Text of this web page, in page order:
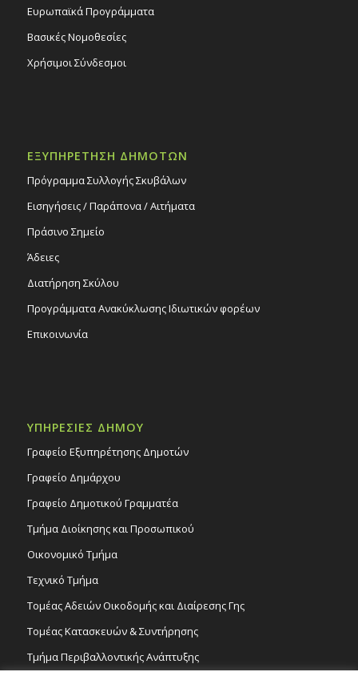
Ευρωπαϊκά Προγράμματα
Βασικές Νομοθεσίες
Χρήσιμοι Σύνδεσμοι
ΕΞΥΠΗΡΕΤΗΣΗ ΔΗΜΟΤΩΝ
Πρόγραμμα Συλλογής Σκυβάλων
Εισηγήσεις / Παράπονα / Αιτήματα
Πράσινο Σημείο
Άδειες
Διατήρηση Σκύλου
Προγράμματα Ανακύκλωσης Ιδιωτικών φορέων
Επικοινωνία
ΥΠΗΡΕΣΙΕΣ ΔΗΜΟΥ
Γραφείο Εξυπηρέτησης Δημοτών
Γραφείο Δημάρχου
Γραφείο Δημοτικού Γραμματέα
Τμήμα Διοίκησης και Προσωπικού
Οικονομικό Τμήμα
Τεχνικό Τμήμα
Τομέας Αδειών Οικοδομής και Διαίρεσης Γης
Τομέας Κατασκευών & Συντήρησης
Τμήμα Περιβαλλοντικής Ανάπτυξης